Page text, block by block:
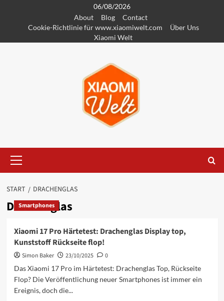
springen
06/08/2026
About
Blog
Contact
Cookie-Richtlinie für www.xiaomiwelt.com
Über Uns
Xiaomi Welt
Menü
START DRACHENGLAS
Drachenglas
Smartphones
Xiaomi 17 Pro Härtetest: Drachenglas Display top,
Kunststoff Rückseite flop!
Simon Baker 23/10/2025
0
Das Xiaomi 17 Pro im Härtetest: Drachenglas Top, Rückseite
Flop? Die Veröffentlichung neuer Smartphones ist immer ein
Ereignis, doch die...